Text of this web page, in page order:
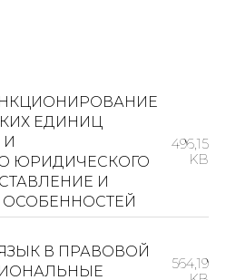
ЕДИНИЦ
ЮРИДИЧЕСКОГО
И
ОСОБЕННОСТЕЙ
496,15
KB
В ПРАВОВОЙ
564,19